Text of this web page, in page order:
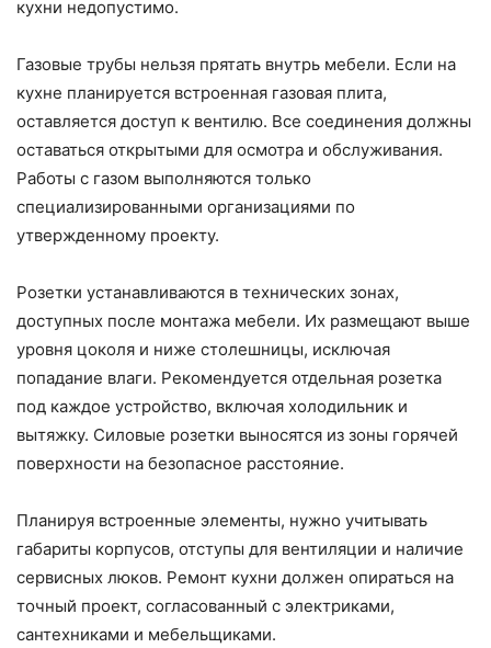
кухни недопустимо.
Газовые трубы нельзя прятать внутрь мебели. Если на
кухне планируется встроенная газовая плита,
оставляется доступ к вентилю. Все соединения должны
оставаться открытыми для осмотра и обслуживания.
Работы с газом выполняются только
специализированными организациями по
утвержденному проекту.
Розетки устанавливаются в технических зонах,
доступных после монтажа мебели. Их размещают выше
уровня цоколя и ниже столешницы, исключая
попадание влаги. Рекомендуется отдельная розетка
под каждое устройство, включая холодильник и
вытяжку. Силовые розетки выносятся из зоны горячей
поверхности на безопасное расстояние.
Планируя встроенные элементы, нужно учитывать
габариты корпусов, отступы для вентиляции и наличие
сервисных люков. Ремонт кухни должен опираться на
точный проект, согласованный с электриками,
сантехниками и мебельщиками.